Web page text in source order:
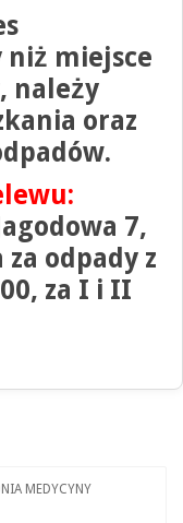
niż miejsce
należy
oraz
7,
za odpady z
za I i II
MEDYCYNY